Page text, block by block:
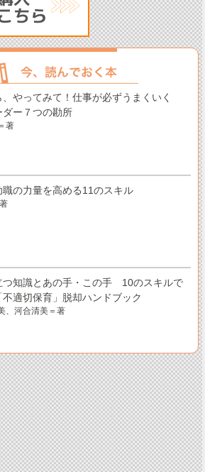
、やってみて！仕事が必ずうまくいく
ダー７つの勘所
著
職の力量を高める11のスキル
つ知識とあの手・この手 10のスキルで
不適切保育」脱却ハンドブック
、河合清美＝著